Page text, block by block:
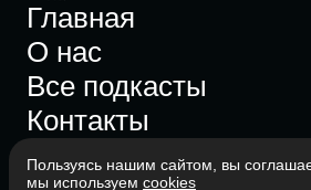
Главная
О нас
Все подкасты
Контакты
Пользуясь нашим сайтом, вы
мы используем cookies